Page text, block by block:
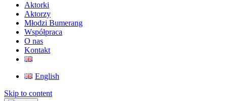
Aktorki
Aktorzy
Młodzi Bumerang
Współpraca
O nas
Kontakt
English
Skip to content